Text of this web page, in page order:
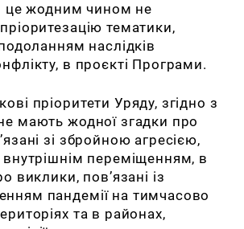
це жодним чином не
тематики,
наслідків
в проєкті Програми.
пріоритети Уряду, згідно з
мають жодної згадки про
зі збройною агресією,
внутрішнім переміщенням, в
виклики, пов’язані із
пандемії на тимчасово
та в районах,